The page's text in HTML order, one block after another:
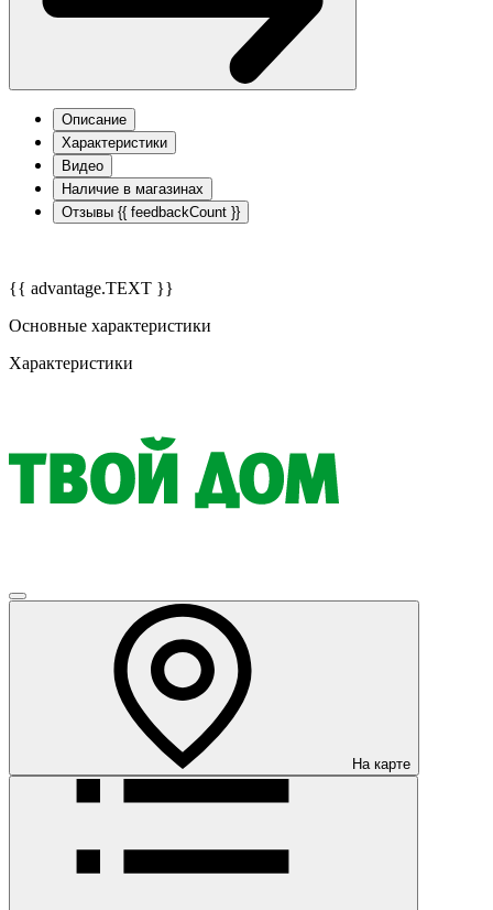
Описание
Характеристики
Видео
Наличие в магазинах
Отзывы {{ feedbackCount }}
{{ advantage.TEXT }}
Основные характеристики
Характеристики
На карте